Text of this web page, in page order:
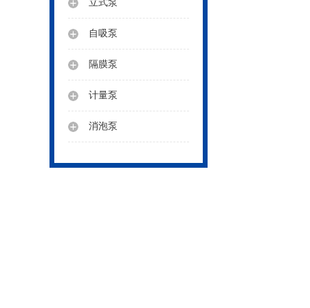
立式泵
自吸泵
隔膜泵
计量泵
消泡泵